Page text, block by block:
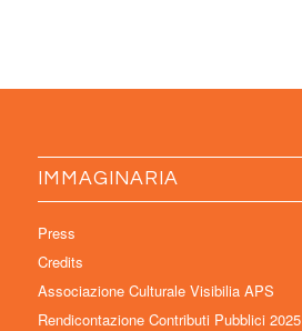
IMMAGINARIA
Press
Credits
Associazione Culturale Visibilia APS
Rendicontazione Contributi Pubblici 2025